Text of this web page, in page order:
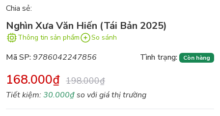
Chia sẻ:
Nghìn Xưa Văn Hiến (Tái Bản 2025)
Thông tin sản phẩm So sánh
Mã SP:9786042247856 Tình trạng: Còn hàng
168.000₫ 198.000₫
Tiết kiệm:30.000₫so với giá thị trường